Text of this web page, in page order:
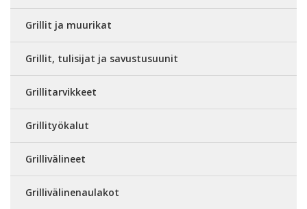
Grillit ja muurikat
Grillit, tulisijat ja savustusuunit
Grillitarvikkeet
Grillityökalut
Grillivälineet
Grillivälinenaulakot